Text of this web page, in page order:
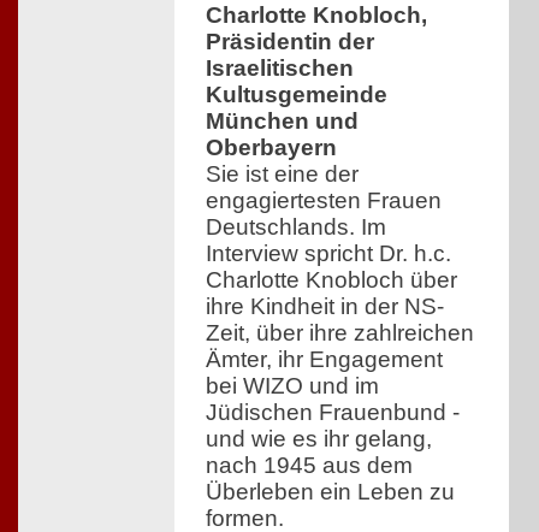
Charlotte Knobloch,
Präsidentin der
Israelitischen
Kultusgemeinde
München und
Oberbayern
Sie ist eine der
engagiertesten Frauen
Deutschlands. Im
Interview spricht Dr. h.c.
Charlotte Knobloch über
ihre Kindheit in der NS-
Zeit, über ihre zahlreichen
Ämter, ihr Engagement
bei WIZO und im
Jüdischen Frauenbund -
und wie es ihr gelang,
nach 1945 aus dem
Überleben ein Leben zu
formen.